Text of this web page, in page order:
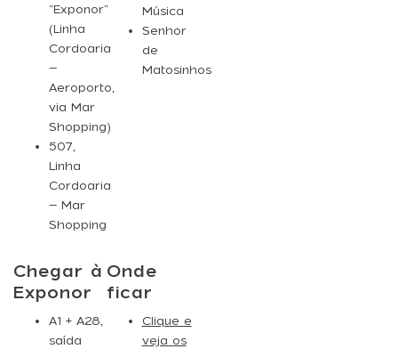
“Exponor”
(Linha
Cordoaria
–
Aeroporto,
via Mar
Shopping)
507,
Linha
Cordoaria
– Mar
Shopping
Música
Senhor
de
Matosinhos
Chegar à
Exponor
A1 + A28,
saída
Onde
ficar
Clique e
veja os